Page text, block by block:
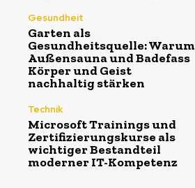
Gesundheit
Garten als
Gesundheitsquelle: Warum
Außensauna und Badefass
Körper und Geist
nachhaltig stärken
Technik
Microsoft Trainings und
Zertifizierungskurse als
wichtiger Bestandteil
moderner IT-Kompetenz